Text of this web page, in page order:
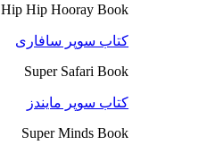
Hip Hip Hooray Book
کتاب سوپر سافاری
Super Safari Book
کتاب سوپر مایندز
Super Minds Book